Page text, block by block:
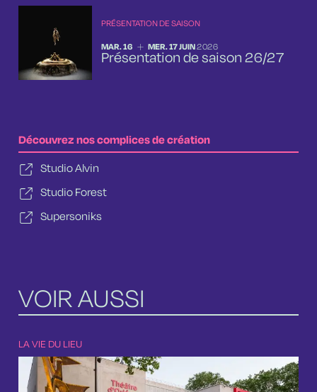
PRÉSENTATION DE SAISON
DU
MARDI
MAR.16 AU
MERCREDI
MER.17JUIN
JUIN2026
Présentation de saison 26/27
Découvrez nos complices de création
Studio Alvin
Studio Forest
Supersoniks
VOIR AUSSI
LA VIE DU LIEU